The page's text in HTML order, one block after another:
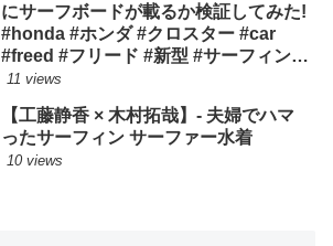
にサーフボードが載るか検証してみた!
#honda #ホンダ #クロスター #car
#freed #フリード #新型 #サーフィン
ロングボード
11 views
【工藤静香 × 木村拓哉】- 夫婦でハマ
ったサーフィン サーファー水着
10 views